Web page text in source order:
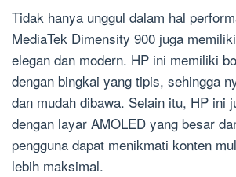
Tidak hanya unggul dalam hal
MediaTek Dimensity 900 juga
elegan dan modern. HP ini memiliki
dengan bingkai yang tipis, sehingga
dan mudah dibawa. Selain itu, HP ini
dengan layar AMOLED yang besar
pengguna dapat menikmati konten
lebih maksimal.